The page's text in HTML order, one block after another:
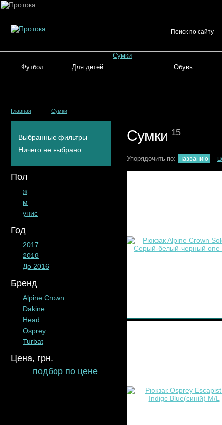
Футбол Для детей
Сумки
Обувь
Главная Сумки
Выбранные фильтры
Ничего не выбрано.
Пол
ж
м
унис
Год
2017
2018
До 2016
Бренд
Alpine Crown
Dakine
Head
Osprey
Turbat
Цена, грн.
подбор по цене
Сумки 15
Упорядочить по: названию